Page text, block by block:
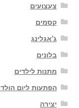
צעצועים
קסמים
ג'אגלינג
בלונים
מתנות לילדים
הפתעות ליום
יצירה